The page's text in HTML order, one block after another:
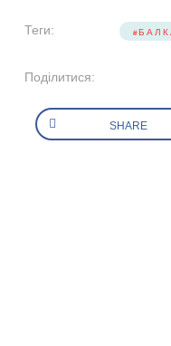
Теги:
Поділитися:
SHARE